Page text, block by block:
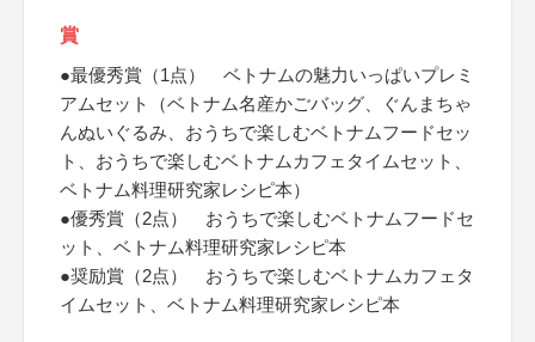
賞
●最優秀賞（1点） ベトナムの魅力いっぱいプレミ
アムセット（ベトナム名産かごバッグ、ぐんまちゃ
んぬいぐるみ、おうちで楽しむベトナムフードセッ
ト、おうちで楽しむベトナムカフェタイムセット、
ベトナム料理研究家レシピ本）
●優秀賞（2点） おうちで楽しむベトナムフードセ
ット、ベトナム料理研究家レシピ本
●奨励賞（2点） おうちで楽しむベトナムカフェタ
イムセット、ベトナム料理研究家レシピ本